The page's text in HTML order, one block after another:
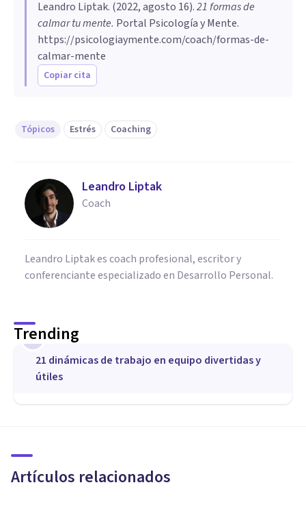
Leandro Liptak. (2022, agosto 16).21 formas de
calmar tu mente. Portal Psicología y Mente.
https://psicologiaymente.com/coach/formas-de-
calmar-mente
Copiar cita
Tópicos Estrés Coaching
Leandro Liptak
Coach
Leandro Liptak es coach profesional, escritor y
conferenciante especializado en Desarrollo Personal.
Trending
1
21 dinámicas de trabajo en equipo divertidas y
útiles
Artículos relacionados
Qué es el coaching y cómo
profesional y personal